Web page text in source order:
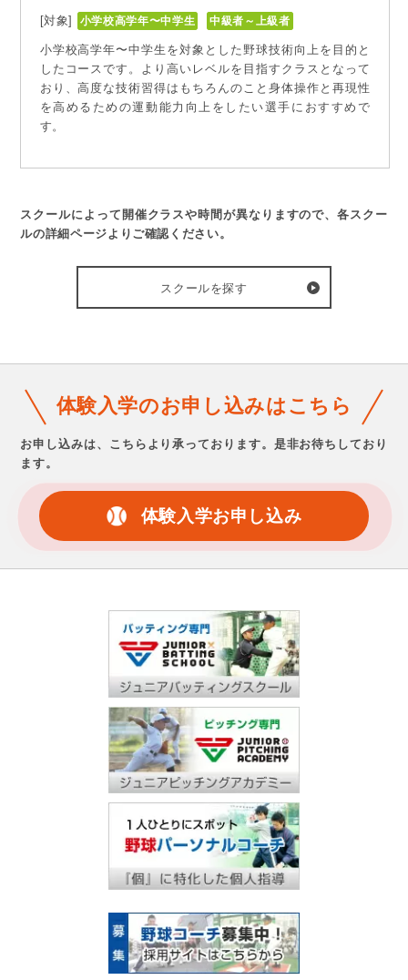
[対象] 小学校高学年〜中学生 中級者～上級者
小学校高学年〜中学生を対象とした野球技術向上を目的と
したコースです。より高いレベルを目指すクラスとなって
おり、高度な技術習得はもちろんのこと身体操作と再現性
を高めるための運動能力向上をしたい選手におすすめで
す。
スクールによって開催クラスや時間が異なりますので、各スクー
ルの詳細ページよりご確認ください。
スクールを探す
体験入学のお申し込みはこちら
お申し込みは、こちらより承っております。 是非お待ちしており
ます。
体験入学お申し込み